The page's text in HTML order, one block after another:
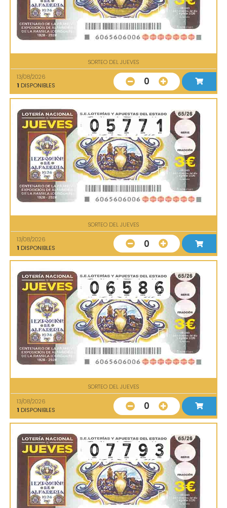
SORTEO DEL JUEVES
13/08/2026
1 DISPONIBLES 0
SORTEO DEL JUEVES
13/08/2026
1 DISPONIBLES 0
SORTEO DEL JUEVES
13/08/2026
1 DISPONIBLES 0